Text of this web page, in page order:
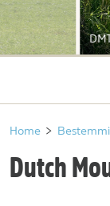
Home >
Dutch